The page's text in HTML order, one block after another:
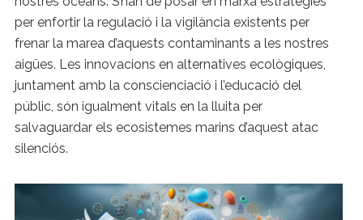
per enfortir la regulació i la vigilància existents per
frenar la marea d’aquests contaminants a les nostres
aigües. Les innovacions en alternatives ecològiques,
juntament amb la conscienciació i l’educació del
públic, són igualment vitals en la lluita per
salvaguardar els ecosistemes marins d’aquest atac
silenciós.